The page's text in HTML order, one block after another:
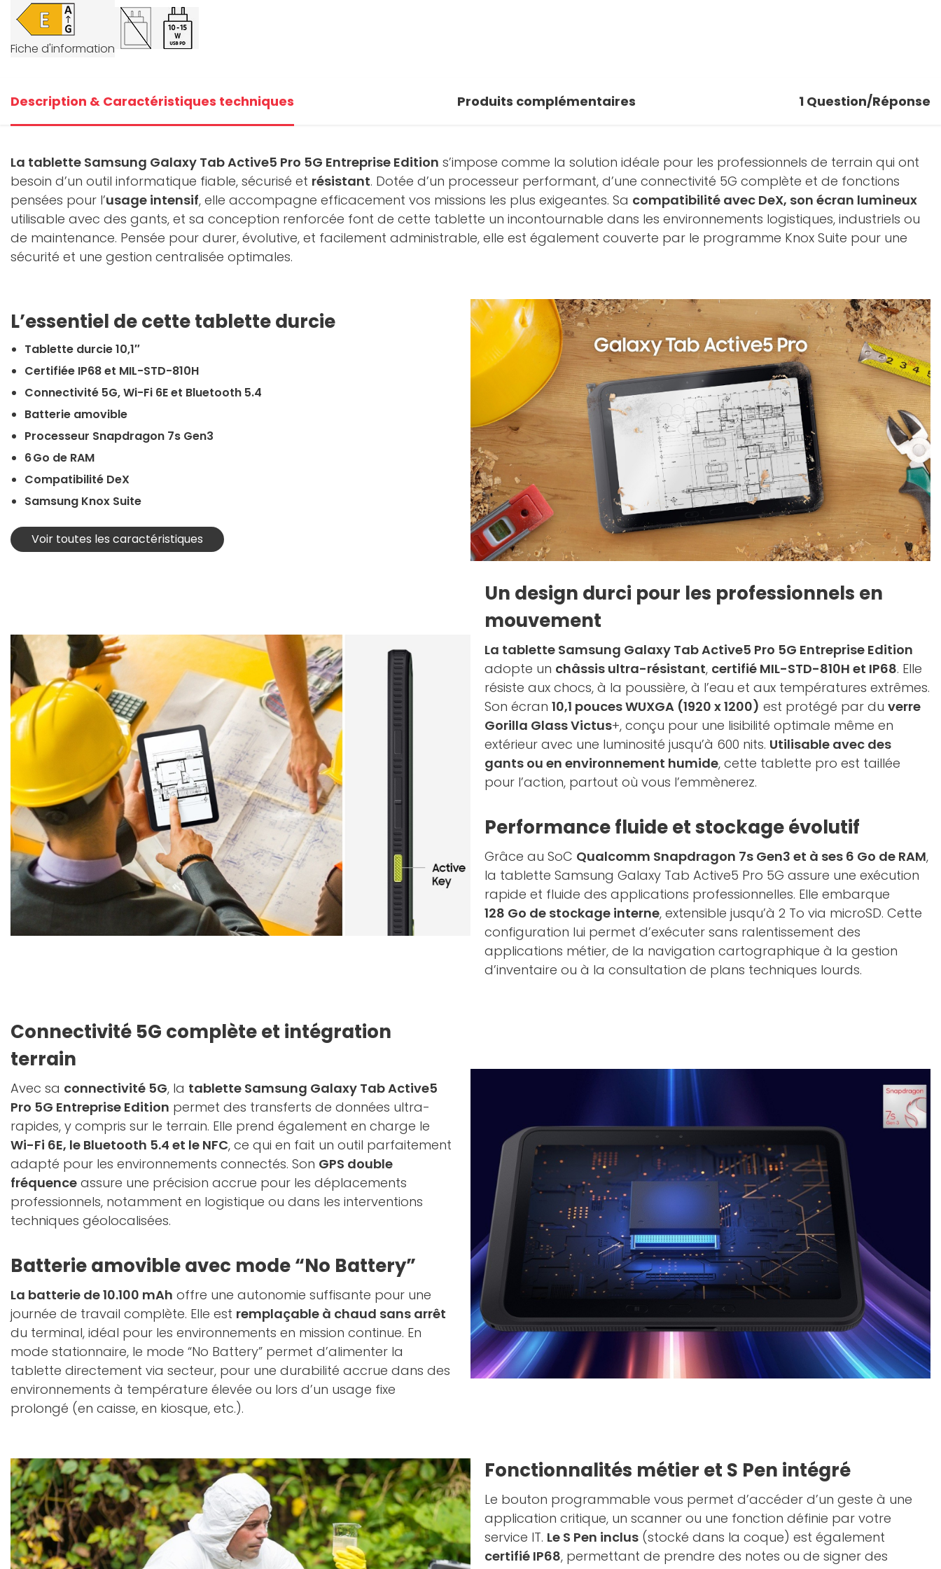
Fiche d'information
Description & Caractéristiques techniques Produits complémentaires 1 Question/Réponse
La tablette Samsung Galaxy Tab Active5 Pro 5G Entreprise Edition s’impose comme la solution idéale pour les professionnels de terrain qui ont
besoin d’un outil informatique fiable, sécurisé et résistant. Dotée d’un processeur performant, d’une connectivité 5G complète et de fonctions
pensées pour l’usage intensif, elle accompagne efficacement vos missions les plus exigeantes. Sa compatibilité avec DeX, son écran lumineux
utilisable avec des gants, et sa conception renforcée font de cette tablette un incontournable dans les environnements logistiques, industriels ou
de maintenance. Pensée pour durer, évolutive, et facilement administrable, elle est également couverte par le programme Knox Suite pour une
sécurité et une gestion centralisée optimales.
L’essentiel de cette tablette durcie
Tablette durcie 10,1″
Certifiée IP68 et MIL-STD-810H
Connectivité 5G, Wi-Fi 6E et Bluetooth 5.4
Batterie amovible
Processeur Snapdragon 7s Gen3
6 Go de RAM
Compatibilité DeX
Samsung Knox Suite
Voir toutes les caractéristiques
Un design durci pour les professionnels en
mouvement
La tablette Samsung Galaxy Tab Active5 Pro 5G Entreprise Edition
adopte un châssis ultra-résistant, certifié MIL-STD-810H et IP68. Elle
résiste aux chocs, à la poussière, à l’eau et aux températures extrêmes.
Son écran 10,1 pouces WUXGA (1920 x 1200) est protégé par du verre
Gorilla Glass Victus+, conçu pour une lisibilité optimale même en
extérieur avec une luminosité jusqu’à 600 nits. Utilisable avec des
gants ou en environnement humide, cette tablette pro est taillée
pour l’action, partout où vous l’emmènerez.
Performance fluide et stockage évolutif
Grâce au SoC Qualcomm Snapdragon 7s Gen3 et à ses 6 Go de RAM,
la tablette Samsung Galaxy Tab Active5 Pro 5G assure une exécution
rapide et fluide des applications professionnelles. Elle embarque
128 Go de stockage interne, extensible jusqu’à 2 To via microSD. Cette
configuration lui permet d’exécuter sans ralentissement des
applications métier, de la navigation cartographique à la gestion
d’inventaire ou à la consultation de plans techniques lourds.
Connectivité 5G complète et intégration
terrain
Avec sa connectivité 5G, la tablette Samsung Galaxy Tab Active5
Pro 5G Entreprise Edition permet des transferts de données ultra-
rapides, y compris sur le terrain. Elle prend également en charge le
Wi-Fi 6E, le Bluetooth 5.4 et le NFC, ce qui en fait un outil parfaitement
adapté pour les environnements connectés. Son GPS double
fréquence assure une précision accrue pour les déplacements
professionnels, notamment en logistique ou dans les interventions
techniques géolocalisées.
Batterie amovible avec mode “No Battery”
La batterie de 10.100 mAh offre une autonomie suffisante pour une
journée de travail complète. Elle est remplaçable à chaud sans arrêt
du terminal, idéal pour les environnements en mission continue. En
mode stationnaire, le mode “No Battery” permet d’alimenter la
tablette directement via secteur, pour une durabilité accrue dans des
environnements à température élevée ou lors d’un usage fixe
prolongé (en caisse, en kiosque, etc.).
Fonctionnalités métier et S Pen intégré
Le bouton programmable vous permet d’accéder d’un geste à une
application critique, un scanner ou une fonction définie par votre
service IT. Le S Pen inclus (stocké dans la coque) est également
certifié IP68, permettant de prendre des notes ou de signer des